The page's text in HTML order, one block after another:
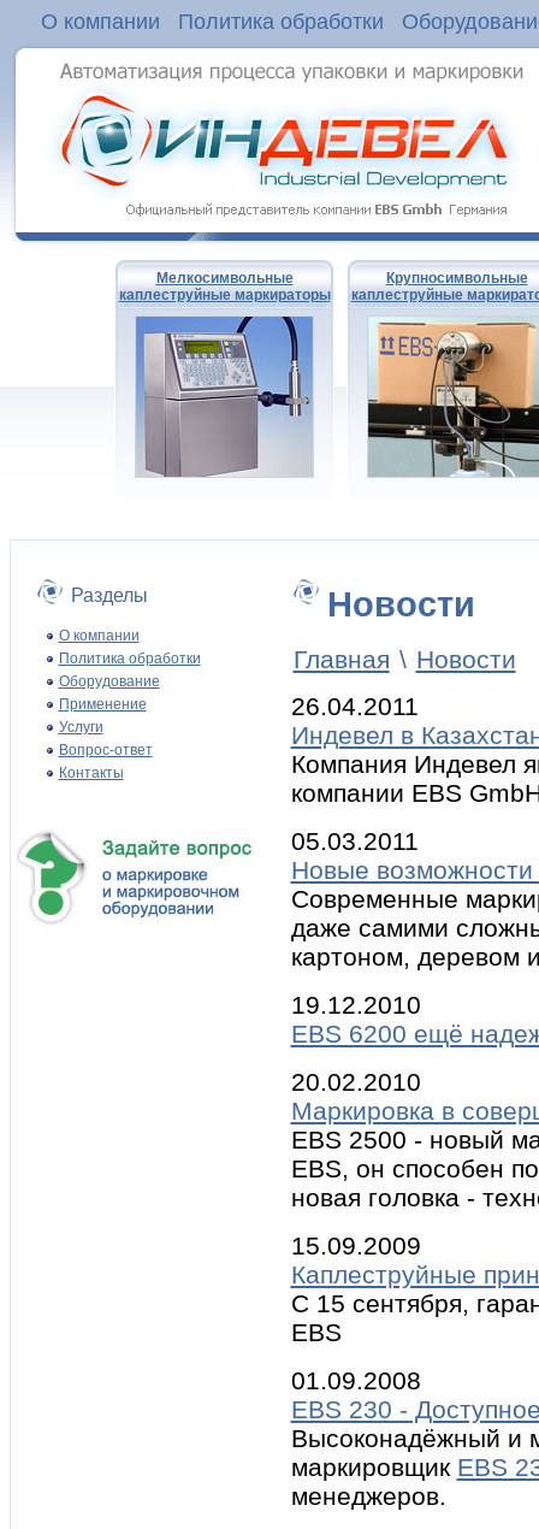
О компании Политика обработки
Мелкосимвольные
каплеструйные маркираторы
Крупносимвольные
каплеструйные
Разделы
О компании
Политика обработки
Оборудование
Применение
Услуги
Вопрос-ответ
Контакты
Новости
Главная \ Новости
26.04.2011
Индевел в
Компания Индевел
компании EBS
05.03.2011
Новые возможности
Современные
даже самими
картоном, деревом
19.12.2010
EBS 6200 ещё
20.02.2010
Маркировка в
EBS 2500 - новый
EBS, он способен
новая головка -
15.09.2009
Каплеструйные
С 15 сентября,
EBS
01.09.2008
EBS 230 -
Высоконадёжный и
маркировщик EBS
менеджеров.